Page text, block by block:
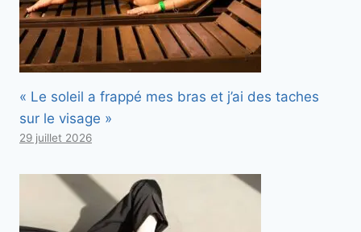
« Le soleil a frappé mes bras et j’ai des taches
sur le visage »
29 juillet 2026